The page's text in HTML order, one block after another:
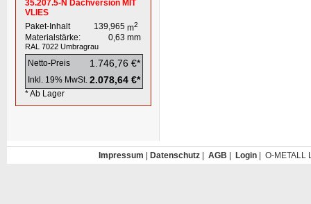
35.207.5-N Dachversion MIT
VLIES
Paket-Inhalt
139,965 m2
Materialstärke: 0,63 mm
RAL 7022 Umbragrau
Netto-Preis 1.746,76 €*
Inkl. 19% MwSt. 2.078,64 €*
* Ab Lager
Impressum Datenschutz| AGB Login| O-METALL